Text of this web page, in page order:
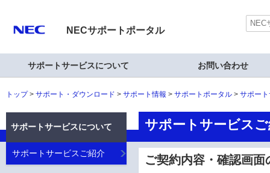
NECサポートポータル
サポートサービスについて お問い合わせ
トップ サポート・ダウンロード サポート情報 サポートポータル サポー
サポートサービス
ご契約内容・確認画
サポートサービスについて
サポートサービスご紹介